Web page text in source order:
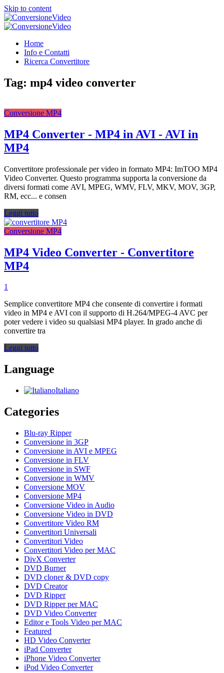
Skip to content
ConversioneVideo
Video Converter Software Offline App
Home
Info e Contatti
Ricerca Convertitore
Tag: mp4 video converter
Conversione MP4
MP4 Converter - MP4 in AVI - AVI in
MP4
Convertitore professionale per video in formato MP4: ImTOO MP4
Video Converter. Questo programma supporta la conversione da
diversi formati come AVI, MPEG, WMV, FLV, MKV, MOV, 3GP,
RM, ecc... e consen
Leggi tutto
Conversione MP4
MP4 Video Converter - Convertitore
MP4
1
Semplice convertitore MP4 che consente di convertire i formati
video in MP4 e AVI con il supporto di H.264/MPEG-4 AVC per
poter vedere i video su qualsiasi MP4 player. In grado anche di
convertire tra
Leggi tutto
Language
Italiano
Categories
Blu-ray Ripper
Conversione in 3GP
Conversione in AVI e MPEG
Conversione in FLV
Conversione in SWF
Conversione in WMV
Conversione MOV
Conversione MP4
Conversione Video in Audio
Conversione Video in DVD
Convertitore Video RM
Convertitori Universali
Convertitori Video
Convertitori Video per MAC
DivX Converter
DVD Burner
DVD cloner & DVD copy
DVD Creator
DVD Ripper
DVD Ripper per MAC
DVD Video Converter
Editor e Tools Video per MAC
Featured
HD Video Converter
iPad Converter
iPhone Video Converter
iPod Video Converter